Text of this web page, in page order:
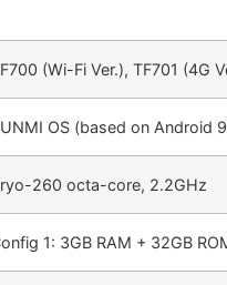
(Wi-Fi Ver.), TF701 (4G
OS (based on Android
260 octa-core, 2.2GHz
1: 3GB RAM + 32GB